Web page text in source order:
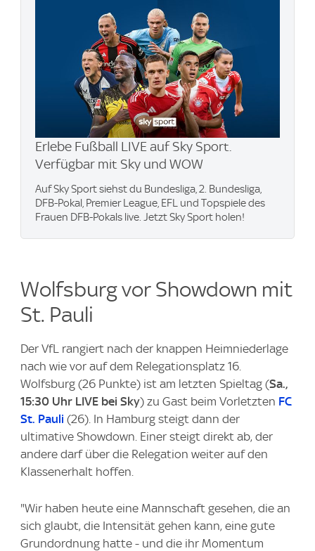
Erlebe Fußball LIVE auf Sky Sport.
Verfügbar mit Sky und WOW
Auf Sky Sport siehst du Bundesliga, 2. Bundesliga,
DFB-Pokal, Premier League, EFL und Topspiele des
Frauen DFB-Pokals live. Jetzt Sky Sport holen!
Wolfsburg vor Showdown mit
St. Pauli
Der VfL rangiert nach der knappen Heimniederlage
nach wie vor auf dem Relegationsplatz 16.
Wolfsburg (26 Punkte) ist am letzten Spieltag (Sa.,
15:30 Uhr LIVE bei Sky) zu Gast beim Vorletzten FC
St. Pauli (26). In Hamburg steigt dann der
ultimative Showdown. Einer steigt direkt ab, der
andere darf über die Relegation weiter auf den
Klassenerhalt hoffen.
"Wir haben heute eine Mannschaft gesehen, die an
sich glaubt, die Intensität gehen kann, eine gute
Grundordnung hatte - und die ihr Momentum